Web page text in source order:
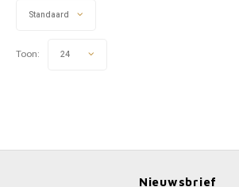
Standaard
Toon: 24
Nieuwsbrief